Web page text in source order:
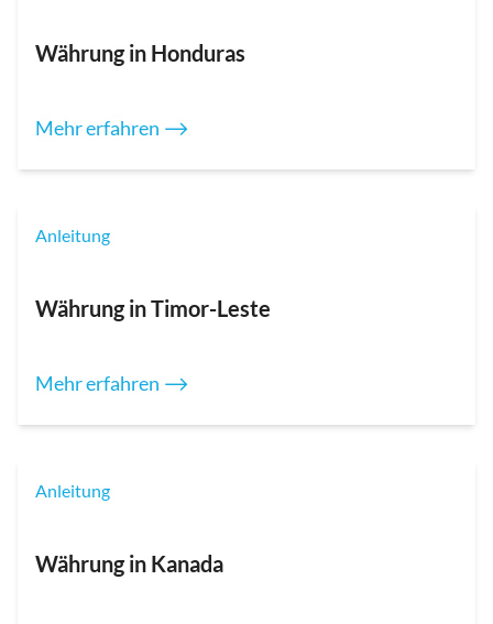
Währung in Honduras
Mehr erfahren ⟶
Anleitung
Währung in Timor-Leste
Mehr erfahren ⟶
Anleitung
Währung in Kanada